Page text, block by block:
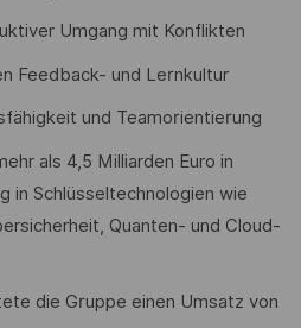
Umgang mit Konflikten
Feedback- und Lernkultur
und Teamorientierung
als 4,5 Milliarden Euro in
in Schlüsseltechnologien wie
Quanten- und Cloud-
die Gruppe einen Umsatz von